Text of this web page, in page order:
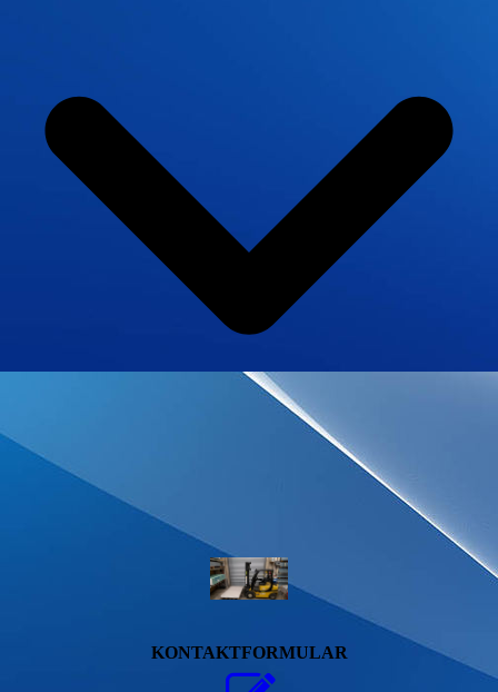
KONTAKTFORMULAR